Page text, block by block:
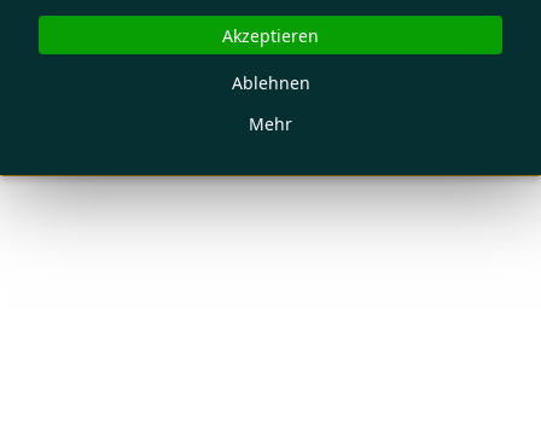
Mehr
Ablehnen
Akzeptieren